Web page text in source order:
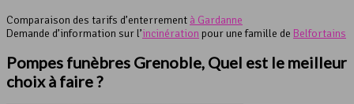
Comparaison des tarifs d’enterrement à Gardanne
Demande d’information sur l’incinération pour une famille de Belfortains
Pompes funèbres Grenoble, Quel est le meilleur
choix à faire ?